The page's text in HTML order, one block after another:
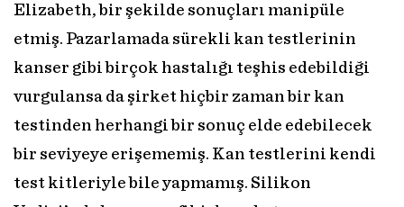
Elizabeth, bir şekilde sonuçları manipüle
etmiş. Pazarlamada sürekli kan testlerinin
kanser gibi birçok hastalığı teşhis edebildiği
vurgulansa da şirket hiçbir zaman bir kan
testinden herhangi bir sonuç elde edebilecek
bir seviyeye erişememiş. Kan testlerini kendi
test kitleriyle bile yapmamış. Silikon